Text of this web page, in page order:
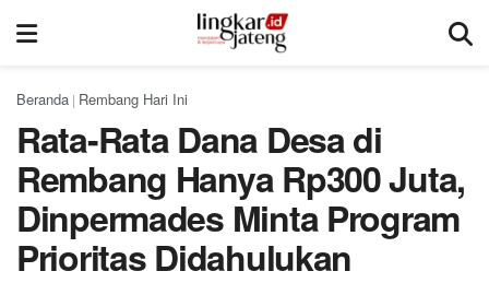
Beranda | Rembang Hari Ini
Rata-Rata Dana Desa di
Rembang Hanya Rp300 Juta,
Dinpermades Minta Program
Prioritas Didahulukan